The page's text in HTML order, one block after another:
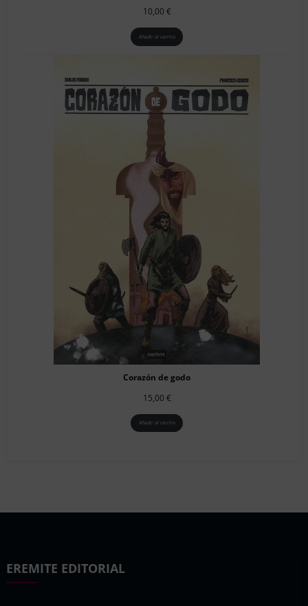
10,00 €
Añadir al carrito
Corazón de godo
15,00 €
Añadir al carrito
EREMITE EDITORIAL